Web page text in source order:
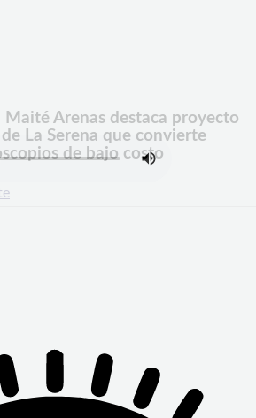
Maité Arenas destaca proyecto
La Serena que convierte
de bajo costo